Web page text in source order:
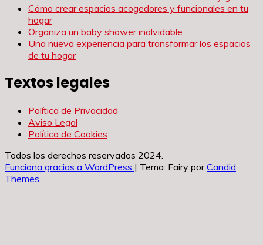
Cómo crear espacios acogedores y funcionales en tu
hogar
Organiza un baby shower inolvidable
Una nueva experiencia para transformar los espacios
de tu hogar
Textos legales
Política de Privacidad
Aviso Legal
Política de Cookies
Todos los derechos reservados 2024.
Funciona gracias a WordPress | Tema: Fairy porCandid
Themes.